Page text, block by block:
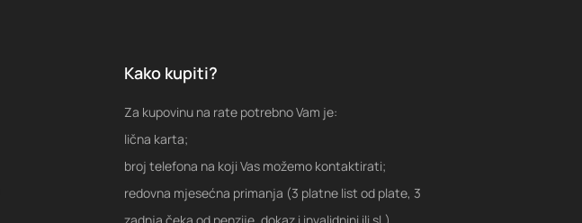
Kako kupiti?
Za kupovinu na rate potrebno Vam je:
lična karta;
broj telefona na koji Vas možemo kontaktirati;
redovna mjesećna primanja (3 platne list od plate, 3